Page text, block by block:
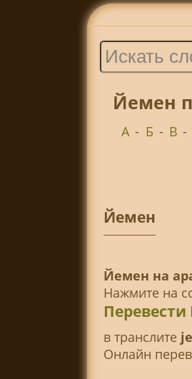
Йемен
А - Б - В -
Йемен
Йемен на
Нажмите на
в транслитe
Онлайн